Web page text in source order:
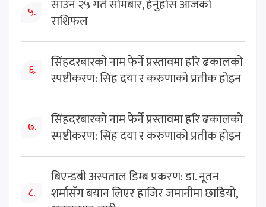
५.
साउन २५ गते सोमबार, हेर्नुहोस आजको
राशिफल
६.
सिंहदरबारको नाम फेर्ने प्रस्तावमा हरि ढकालको
स्पष्टीकरण: सिंह दया र करुणाको प्रतीक होइन
७.
सिंहदरबारको नाम फेर्ने प्रस्तावमा हरि ढकालको
स्पष्टीकरण: सिंह दया र करुणाको प्रतीक होइन
८.
बिएन्डबी अस्पताल डिम्ब प्रकरण: डा. नूतन
शर्मासँग बयान लिएर हाजिर जमानीमा छाडियो,